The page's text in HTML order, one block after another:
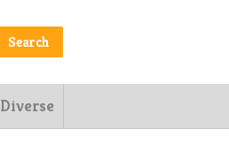
Search
Diverse